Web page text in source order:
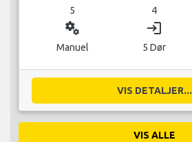
5 4
miscellaneous_services
Manuel
login
5 Dør
VIS DETALJER...
VIS ALLE